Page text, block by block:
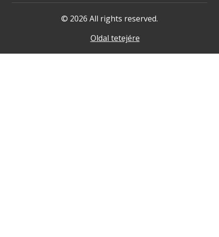
© 2026 All rights reserved.
Oldal tetejére